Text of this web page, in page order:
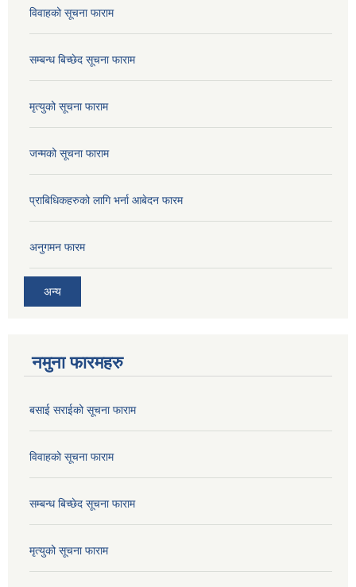
विवाहको सूचना फाराम
सम्बन्ध बिच्छेद सूचना फाराम
मृत्युको सूचना फाराम
जन्मको सूचना फाराम
प्राबिधिकहरुको लागि भर्ना आबेदन फारम
अनुगमन फारम
अन्य
नमुना फारमहरु
बसाई सराईको सूचना फाराम
विवाहको सूचना फाराम
सम्बन्ध बिच्छेद सूचना फाराम
मृत्युको सूचना फाराम